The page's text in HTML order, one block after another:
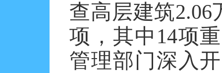
查高层建筑
项，其中14项
管理部门深入